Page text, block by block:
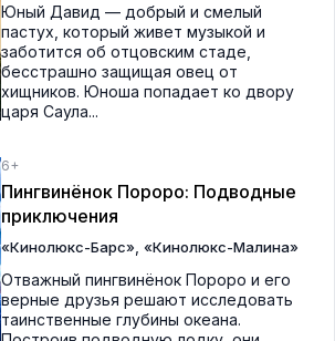
Юный Давид — добрый и смелый
пастух, который живет музыкой и
заботится об отцовским стаде,
бесстрашно защищая овец от
хищников. Юноша попадает ко двору
царя Саула...
6+
Пингвинёнок Пороро: Подводные
приключения
«Кинолюкс-Барс» «Кинолюкс-Малина»
Отважный пингвинёнок Пороро и его
верные друзья решают исследовать
таинственные глубины океана.